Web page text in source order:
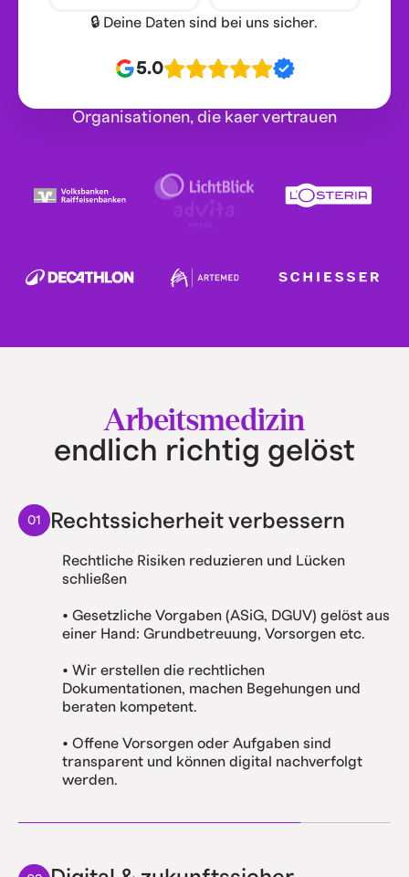
🔒 Deine Daten sind bei uns sicher.
5.0
Organisationen, die kaer vertrauen
Arbeitsmedizin
endlich richtig gelöst
01 Rechtssicherheit verbessern
Rechtliche Risiken reduzieren und Lücken
schließen
• Gesetzliche Vorgaben (ASiG, DGUV) gelöst aus
einer Hand: Grundbetreuung, Vorsorgen etc.
• Wir erstellen die rechtlichen
Dokumentationen, machen Begehungen und
beraten kompetent.
• Offene Vorsorgen oder Aufgaben sind
transparent und können digital nachverfolgt
werden.